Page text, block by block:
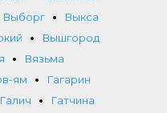
Выборг
Выкса
Вышгород
Вязьма
ям
Гагарин
Галич
Гатчина